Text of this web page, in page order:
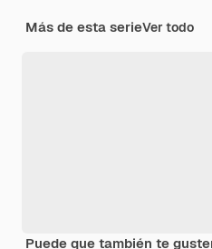
Más de esta serieVer todo
Puede que también te